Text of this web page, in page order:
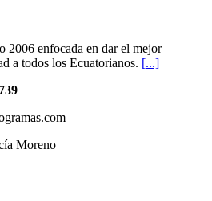
2006 enfocada en dar el mejor
a todos los Ecuatorianos. [...]
Moreno